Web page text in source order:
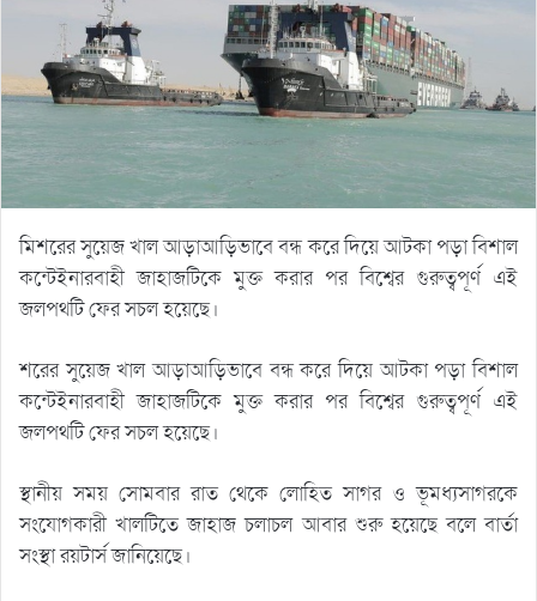
মিশরের সুয়েজ খাল আড়াআড়িভাবে বন্ধ করে দিয়ে আটকা পড়া বিশাল
কন্টেইনারবাহী জাহাজটিকে মুক্ত করার পর বিশ্বের গুরুত্বপূর্ণ এই
জলপথটি ফের সচল হয়েছে।
শরের সুয়েজ খাল আড়াআড়িভাবে বন্ধ করে দিয়ে আটকা পড়া বিশাল
কন্টেইনারবাহী জাহাজটিকে মুক্ত করার পর বিশ্বের গুরুত্বপূর্ণ এই
জলপথটি ফের সচল হয়েছে।
স্থানীয় সময় সোমবার রাত থেকে লোহিত সাগর ও ভূমধ্যসাগরকে
সংযোগকারী খালটিতে জাহাজ চলাচল আবার শুরু হয়েছে বলে বার্তা
সংস্থা রয়টার্স জানিয়েছে।